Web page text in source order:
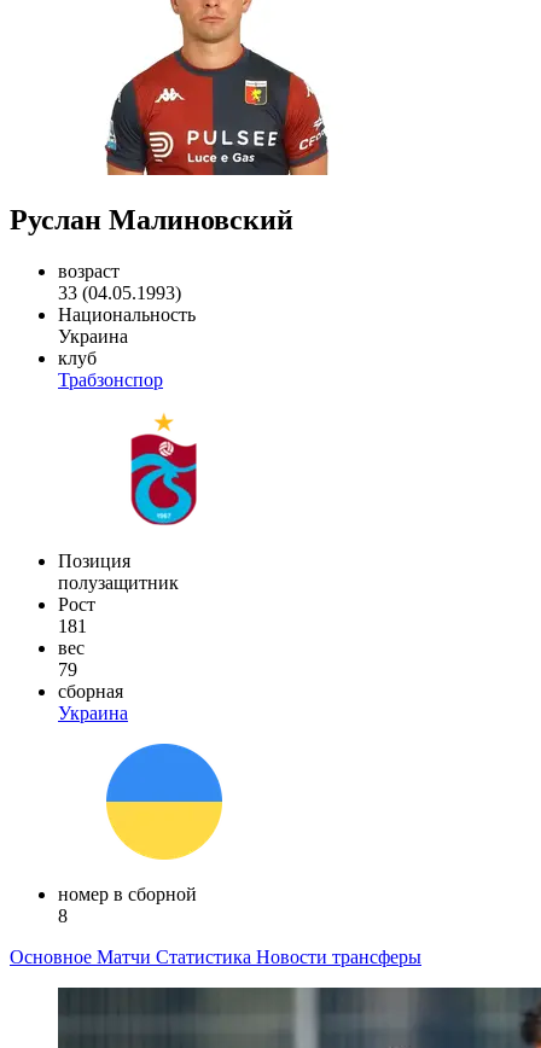
Руслан Малиновский
возраст
33 (04.05.1993)
Национальность
Украина
клуб
Трабзонспор
Позиция
полузащитник
Рост
181
вес
79
сборная
Украина
номер в сборной
8
Основное Матчи Статистика Новости трансферы